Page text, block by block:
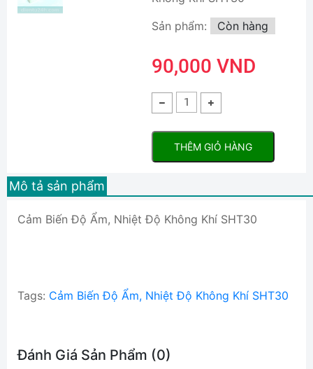
Sản phẩm:
Còn hàng
90,000 VND
THÊM GIỎ HÀNG
Mô tả sản phẩm
Cảm Biến Độ Ẩm, Nhiệt Độ Không Khí SHT30
Tags: Cảm Biến Độ Ẩm, Nhiệt Độ Không Khí SHT30
Đánh Giá Sản Phẩm (0)